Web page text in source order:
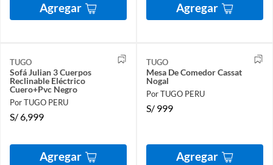
Agregar Agregar
TUGO
Sofá Julian 3 Cuerpos
Reclinable Eléctrico
Cuero+Pvc Negro
Por TUGO PERU
S/6,999
Agregar
TUGO
Mesa De Comedor Cassat
Nogal
Por TUGO PERU
S/ 999
Agregar